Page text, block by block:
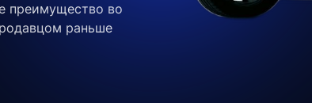
преимущество во
раньше